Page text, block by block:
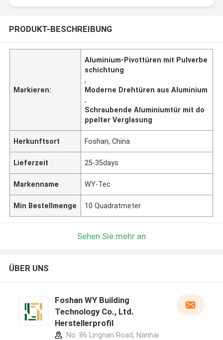
PRODUKT-BESCHREIBUNG
Markieren:
Aluminium-Pivottüren mit Pulverbe
schichtung
,
Moderne Drehtüren aus Aluminium
,
Schraubende Aluminiumtür mit do
ppelter Verglasung
Herkunftsort Foshan, China
Lieferzeit 25-35days
Markenname WY-Tec
Min Bestellmenge 10 Quadratmeter
Sehen Sie mehr an
ÜBER UNS
Foshan WY Building
Technology Co., Ltd.
Herstellerprofil
No. 86 Lingnan Road, Nanhai